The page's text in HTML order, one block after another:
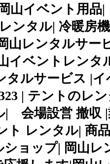
山イベント用品
ンタル| 冷暖房
山レンタルサー
イベントレンタ
タルサービス |
| テントのレ
| 会場設営 撤収
ト レンタル| 商
ョップ| 岡山レ